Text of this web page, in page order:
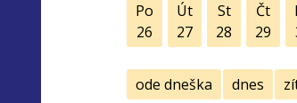
Po
26
Út
27
St
28
Čt
29
ode dneška dnes